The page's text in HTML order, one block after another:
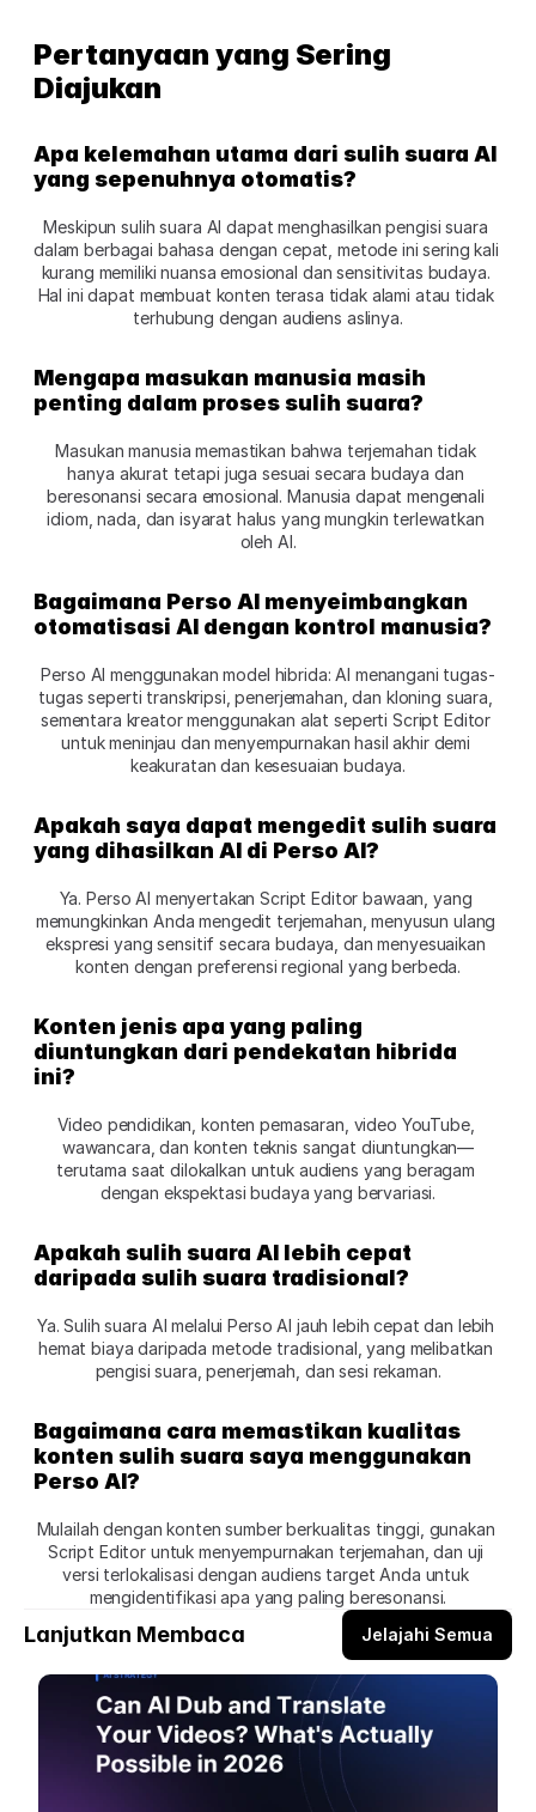
Pertanyaan yang Sering
Diajukan
Apa kelemahan utama dari sulih suara AI
yang sepenuhnya otomatis?
Meskipun sulih suara AI dapat menghasilkan pengisi suara
dalam berbagai bahasa dengan cepat, metode ini sering kali
kurang memiliki nuansa emosional dan sensitivitas budaya.
Hal ini dapat membuat konten terasa tidak alami atau tidak
terhubung dengan audiens aslinya.
Mengapa masukan manusia masih
penting dalam proses sulih suara?
Masukan manusia memastikan bahwa terjemahan tidak
hanya akurat tetapi juga sesuai secara budaya dan
beresonansi secara emosional. Manusia dapat mengenali
idiom, nada, dan isyarat halus yang mungkin terlewatkan
oleh AI.
Bagaimana Perso AI menyeimbangkan
otomatisasi AI dengan kontrol manusia?
Perso AI menggunakan model hibrida: AI menangani tugas-
tugas seperti transkripsi, penerjemahan, dan kloning suara,
sementara kreator menggunakan alat seperti Script Editor
untuk meninjau dan menyempurnakan hasil akhir demi
keakuratan dan kesesuaian budaya.
Apakah saya dapat mengedit sulih suara
yang dihasilkan AI di Perso AI?
Ya. Perso AI menyertakan Script Editor bawaan, yang
memungkinkan Anda mengedit terjemahan, menyusun ulang
ekspresi yang sensitif secara budaya, dan menyesuaikan
konten dengan preferensi regional yang berbeda.
Konten jenis apa yang paling
diuntungkan dari pendekatan hibrida
ini?
Video pendidikan, konten pemasaran, video YouTube,
wawancara, dan konten teknis sangat diuntungkan—
terutama saat dilokalkan untuk audiens yang beragam
dengan ekspektasi budaya yang bervariasi.
Apakah sulih suara AI lebih cepat
daripada sulih suara tradisional?
Ya. Sulih suara AI melalui Perso AI jauh lebih cepat dan lebih
hemat biaya daripada metode tradisional, yang melibatkan
pengisi suara, penerjemah, dan sesi rekaman.
Bagaimana cara memastikan kualitas
konten sulih suara saya menggunakan
Perso AI?
Mulailah dengan konten sumber berkualitas tinggi, gunakan
Script Editor untuk menyempurnakan terjemahan, dan uji
versi terlokalisasi dengan audiens target Anda untuk
mengidentifikasi apa yang paling beresonansi.
Lanjutkan Membaca Jelajahi Semua